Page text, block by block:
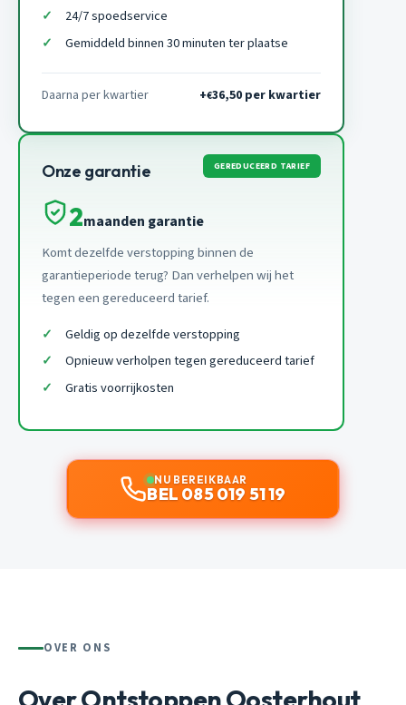
24/7 spoedservice
Gemiddeld binnen 30 minuten ter plaatse
Daarna per kwartier +€36,50 per kwartier
Onze garantie GEREDUCEERD TARIEF
2maanden garantie
Komt dezelfde verstopping binnen de
garantieperiode terug? Dan verhelpen wij het
tegen een gereduceerd tarief.
Geldig op dezelfde verstopping
Opnieuw verholpen tegen gereduceerd tarief
Gratis voorrijkosten
NU BEREIKBAAR
BEL 085 019 51 19
OVER ONS